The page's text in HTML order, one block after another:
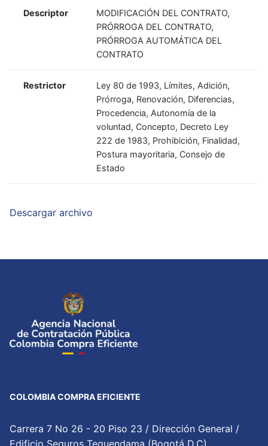
Descriptor
MODIFICACIÓN DEL CONTRATO,
PRÓRROGA DEL CONTRATO,
PRÓRROGA AUTOMÁTICA DEL
CONTRATO
Restrictor
Ley 80 de 1993, Límites, Adición,
Prórroga, Renovación, Diferencias,
Procedencia, Autonomía de la
voluntad, Concepto, Decreto Ley
222 de 1983, Prohibición, Finalidad,
Postura mayoritaria, Consejo de
Estado
Descargar archivo
COLOMBIA COMPRA EFICIENTE
Carrera 7 No 26 - 20 Piso 23 / Dirección General /